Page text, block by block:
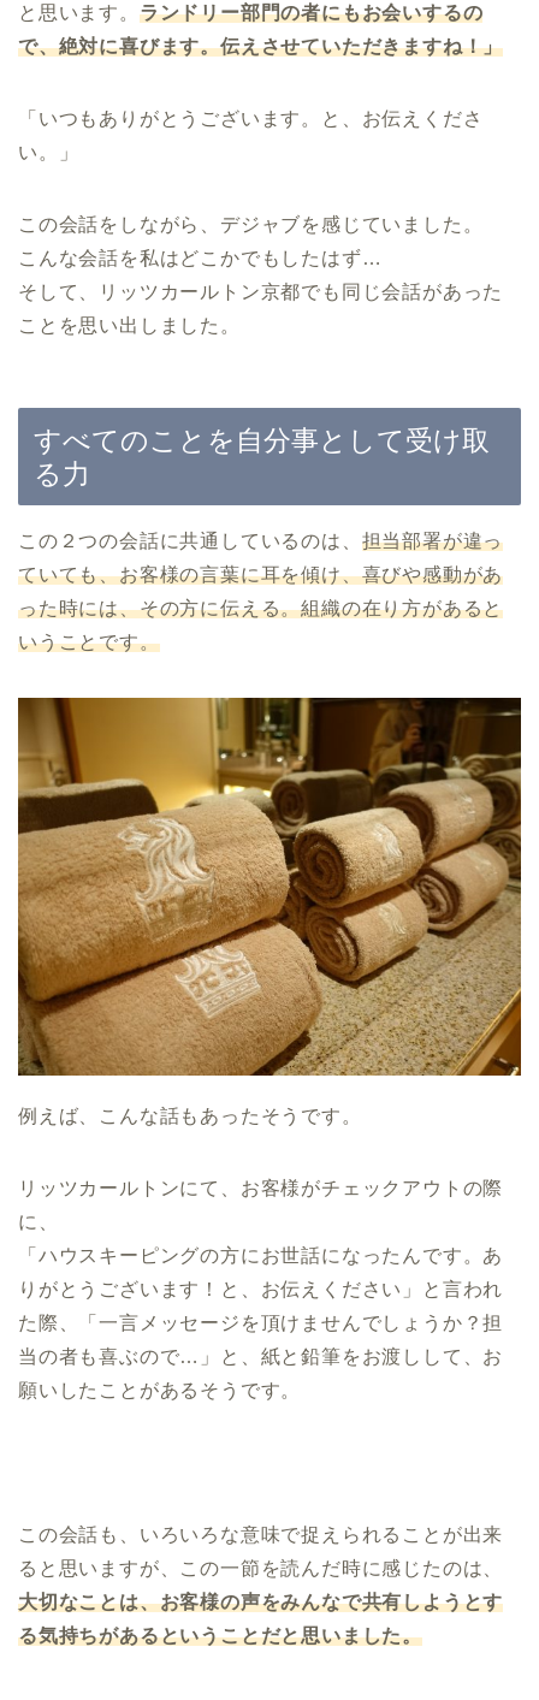
と思います。 ランドリー部門の者にもお会いするの
で、絶対に喜びます。伝えさせていただきますね！」
「いつもありがとうございます。と、お伝えくださ
い。」
この会話をしながら、デジャブを感じていました。
こんな会話を私はどこかでもしたはず…
そして、リッツカールトン京都でも同じ会話があった
ことを思い出しました。
すべてのことを自分事として受け取
る力
この２つの会話に共通しているのは、 担当部署が違っ
ていても、お客様の言葉に耳を傾け、喜びや感動があ
った時には、その方に伝える。組織の在り方があると
いうことです。
例えば、こんな話もあったそうです。
リッツカールトンにて、お客様がチェックアウトの際
に、
「ハウスキーピングの方にお世話になったんです。あ
りがとうございます！と、お伝えください」と言われ
た際、「一言メッセージを頂けませんでしょうか？担
当の者も喜ぶので…」と、紙と鉛筆をお渡しして、お
願いしたことがあるそうです。
この会話も、いろいろな意味で捉えられることが出来
ると思いますが、この一節を読んだ時に感じたのは、
大切なことは、お客様の声をみんなで共有しようとす
る気持ちがあるということだと思いました。